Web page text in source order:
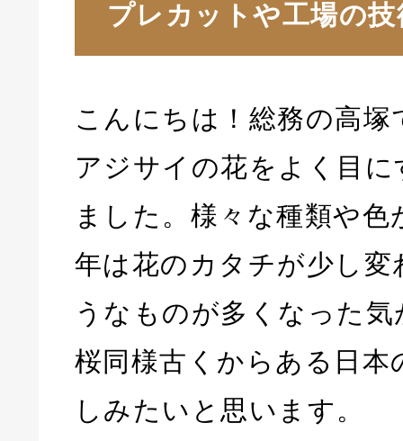
プレカットや工場の
こんにちは！総務の高塚
アジサイの花をよく目
ました。様々な種類や
年は花のカタチが少し変
うなものが多くなった
桜同様古くからある日本
しみたいと思います。